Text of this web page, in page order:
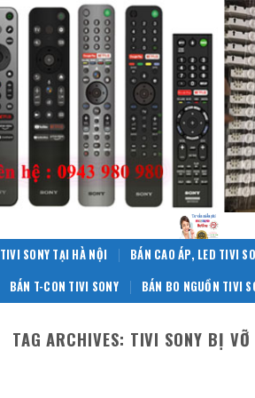
SONY TẠI HÀ NỘI BÁN CAO ÁP, LED TIVI
BÁN T-CON TIVI SONY
BÁN BO NGUỒN TIVI
TAG ARCHIVES: TIVI SONY BỊ VỠ